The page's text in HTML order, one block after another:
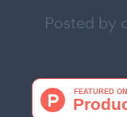
Posted by